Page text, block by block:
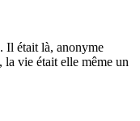
Il était là, anonyme
la vie était elle même un